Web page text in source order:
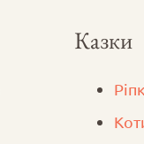
Казки